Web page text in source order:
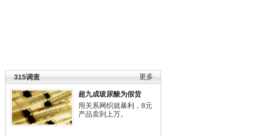
更多
315调查
超九成玻尿酸为假货
用关系网织就暴利，8元
产品卖到上万。